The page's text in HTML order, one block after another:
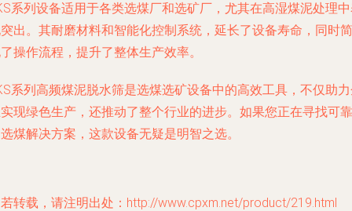
系列设备适用于各类选煤厂和选矿厂，尤其在高湿煤泥处理
出。其耐磨材料和智能化控制系统，延长了设备寿命，同时简
操作流程，提升了整体生产效率。
系列高频煤泥脱水筛是选煤选矿设备中的高效工具，不仅助
现绿色生产，还推动了整个行业的进步。如果您正在寻找可靠
煤解决方案，这款设备无疑是明智之选。
转载，请注明出处：http://www.cpxm.net/product/219.html